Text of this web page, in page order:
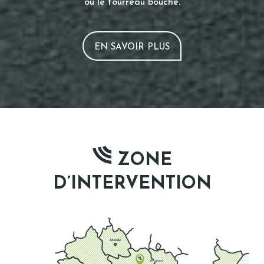
ou le fourreau bouché.
EN SAVOIR PLUS
ZONE
D’INTERVENTION